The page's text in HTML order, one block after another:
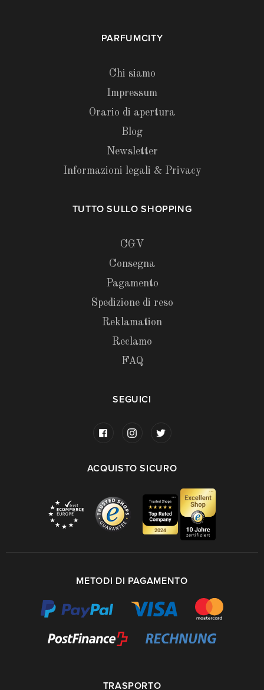
PARFUMCITY
Chi siamo
Impressum
Orario di apertura
Blog
Newsletter
Informazioni legali & Privacy
TUTTO SULLO SHOPPING
CGV
Consegna
Pagamento
Spedizione di reso
Reklamation
Reclamo
FAQ
SEGUICI
ACQUISTO SICURO
METODI DI PAGAMENTO
TRASPORTO